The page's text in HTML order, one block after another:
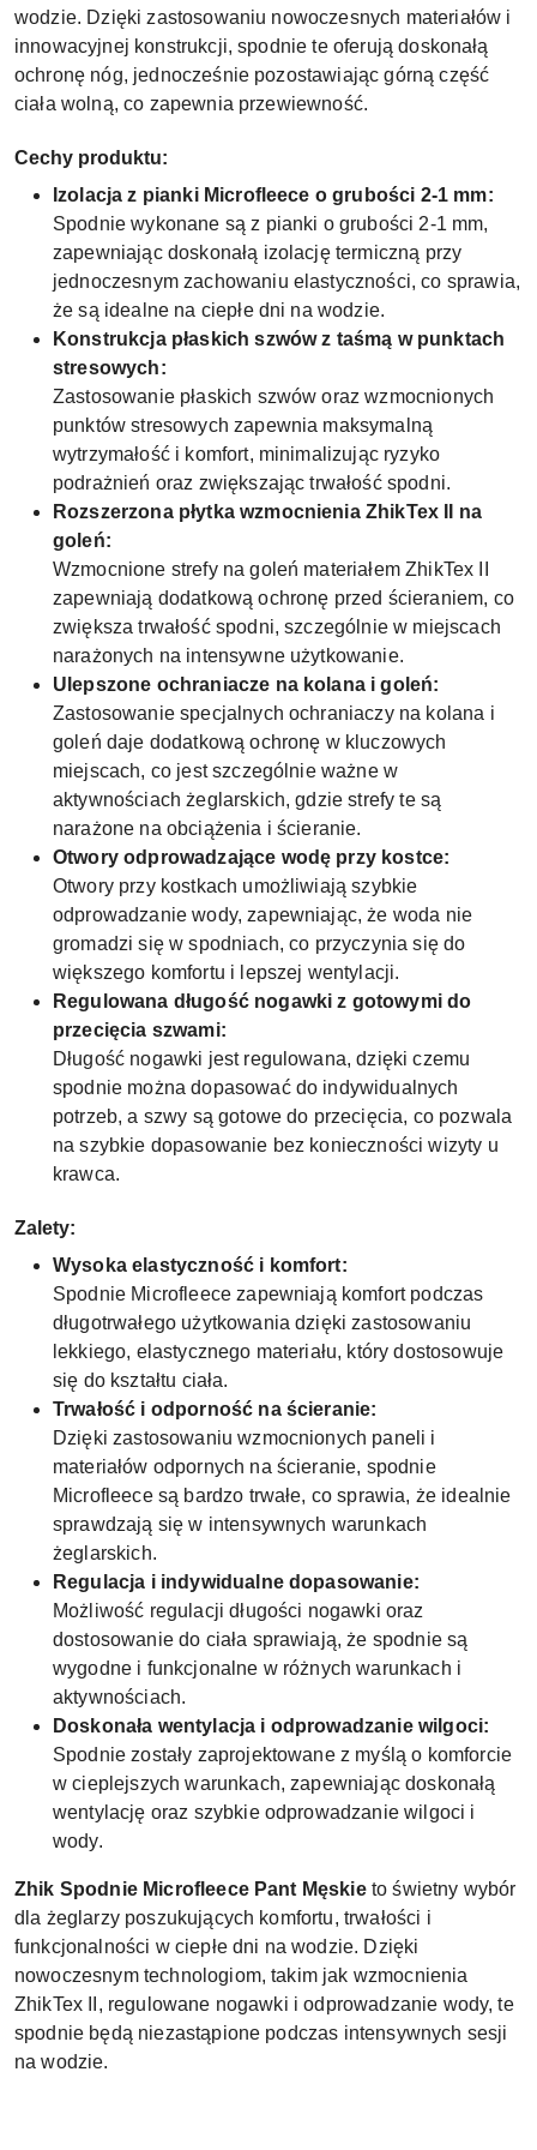
wodzie. Dzięki zastosowaniu nowoczesnych materiałów i
innowacyjnej konstrukcji, spodnie te oferują doskonałą
ochronę nóg, jednocześnie pozostawiając górną część
ciała wolną, co zapewnia przewiewność.
Cechy produktu:
Izolacja z pianki Microfleece o grubości 2-1 mm:
Spodnie wykonane są z pianki o grubości 2-1 mm,
zapewniając doskonałą izolację termiczną przy
jednoczesnym zachowaniu elastyczności, co sprawia,
że są idealne na ciepłe dni na wodzie.
Konstrukcja płaskich szwów z taśmą w punktach
stresowych:
Zastosowanie płaskich szwów oraz wzmocnionych
punktów stresowych zapewnia maksymalną
wytrzymałość i komfort, minimalizując ryzyko
podrażnień oraz zwiększając trwałość spodni.
Rozszerzona płytka wzmocnienia ZhikTex II na
goleń:
Wzmocnione strefy na goleń materiałem ZhikTex II
zapewniają dodatkową ochronę przed ścieraniem, co
zwiększa trwałość spodni, szczególnie w miejscach
narażonych na intensywne użytkowanie.
Ulepszone ochraniacze na kolana i goleń:
Zastosowanie specjalnych ochraniaczy na kolana i
goleń daje dodatkową ochronę w kluczowych
miejscach, co jest szczególnie ważne w
aktywnościach żeglarskich, gdzie strefy te są
narażone na obciążenia i ścieranie.
Otwory odprowadzające wodę przy kostce:
Otwory przy kostkach umożliwiają szybkie
odprowadzanie wody, zapewniając, że woda nie
gromadzi się w spodniach, co przyczynia się do
większego komfortu i lepszej wentylacji.
Regulowana długość nogawki z gotowymi do
przecięcia szwami:
Długość nogawki jest regulowana, dzięki czemu
spodnie można dopasować do indywidualnych
potrzeb, a szwy są gotowe do przecięcia, co pozwala
na szybkie dopasowanie bez konieczności wizyty u
krawca.
Zalety:
Wysoka elastyczność i komfort:
Spodnie Microfleece zapewniają komfort podczas
długotrwałego użytkowania dzięki zastosowaniu
lekkiego, elastycznego materiału, który dostosowuje
się do kształtu ciała.
Trwałość i odporność na ścieranie:
Dzięki zastosowaniu wzmocnionych paneli i
materiałów odpornych na ścieranie, spodnie
Microfleece są bardzo trwałe, co sprawia, że idealnie
sprawdzają się w intensywnych warunkach
żeglarskich.
Regulacja i indywidualne dopasowanie:
Możliwość regulacji długości nogawki oraz
dostosowanie do ciała sprawiają, że spodnie są
wygodne i funkcjonalne w różnych warunkach i
aktywnościach.
Doskonała wentylacja i odprowadzanie wilgoci:
Spodnie zostały zaprojektowane z myślą o komforcie
w cieplejszych warunkach, zapewniając doskonałą
wentylację oraz szybkie odprowadzanie wilgoci i
wody.
Zhik Spodnie Microfleece Pant Męskieto świetny wybór
dla żeglarzy poszukujących komfortu, trwałości i
funkcjonalności w ciepłe dni na wodzie. Dzięki
nowoczesnym technologiom, takim jak wzmocnienia
ZhikTex II, regulowane nogawki i odprowadzanie wody, te
spodnie będą niezastąpione podczas intensywnych sesji
na wodzie.